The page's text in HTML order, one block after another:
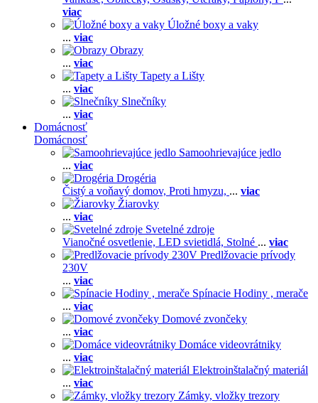
viac
Úložné boxy a vaky
... viac
Obrazy
... viac
Tapety a Lišty
... viac
Slnečníky
... viac
Domácnosť
Domácnosť
Samoohrievajúce jedlo
... viac
Drogéria
Čistý a voňavý domov, Proti hmyzu, ... viac
Žiarovky
... viac
Svetelné zdroje
Vianočné osvetlenie, LED svietidlá, Stolné ... viac
Predlžovacie prívody
230V
... viac
Spínacie Hodiny , merače
... viac
Domové zvončeky
... viac
Domáce videovrátniky
... viac
Elektroinštalačný materiál
... viac
Zámky, vložky trezory